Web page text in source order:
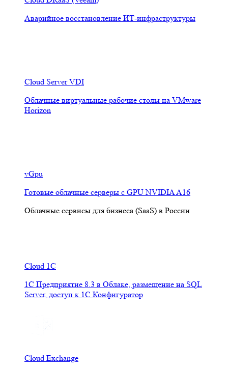
Аварийное восстановление ИТ-инфраструктуры
Cloud Server VDI
Облачные виртуальные рабочие столы на VMware
Horizon
vGpu
Готовые облачные серверы с GPU NVIDIA A16
Облачные сервисы для бизнеса (SaaS) в России
Cloud 1C
1С Предприятие 8.3 в Облаке, размещение на SQL
Server, доступ к 1С Конфигуратор
Cloud Exchange